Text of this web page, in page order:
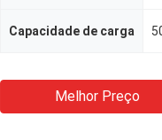
Capacidade de carga
Melhor Preço